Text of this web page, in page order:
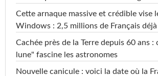
Cette arnaque massive et crédible vise
Windows : 2,5 millions de Français
Cachée près de la Terre depuis 60 ans :
lune" fascine les astronomes
Nouvelle canicule : voici la date où la